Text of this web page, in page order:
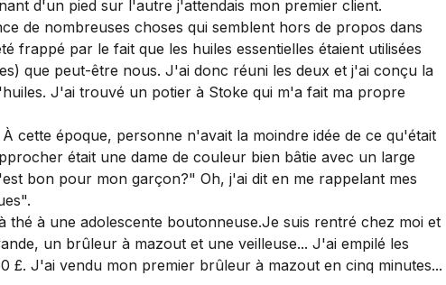
d'un pied sur l'autre j'attendais mon premier client.
de nombreuses choses qui semblent hors de propos dans
frappé par le fait que les huiles essentielles étaient utilisées
que peut-être nous. J'ai donc réuni les deux et j'ai conçu la
J'ai trouvé un potier à Stoke qui m'a fait ma propre
cette époque, personne n'avait la moindre idée de ce qu'était
était une dame de couleur bien bâtie avec un large
bon pour mon garçon?" Oh, j'ai dit en me rappelant mes
thé à une adolescente boutonneuse.Je suis rentré chez moi et
un brûleur à mazout et une veilleuse... J'ai empilé les
J'ai vendu mon premier brûleur à mazout en cinq minutes...